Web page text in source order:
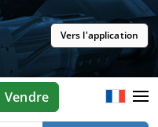
Vers l'application
Vendre